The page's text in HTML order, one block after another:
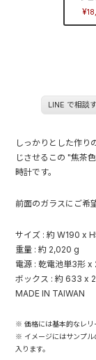
LINE で相談
しっかりとした作り
じさせるこの "焦茶
時計です。
前面のガラスにご希
サイズ : 約 W190 x
重量 : 約 2,020 g
電源 : 乾電池単3形 x
ボックス : 約 633 x
MADE IN TAIWAN
※ 価格には基本的なレリ
※ イメージにはサンプル
入ります。